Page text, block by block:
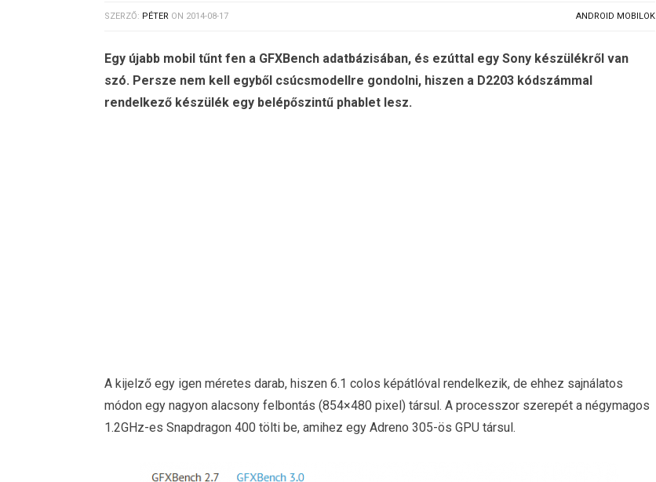
SZERZŐ: PÉTER ON 2014-08-17 ANDROID MOBILOK
Egy újabb mobil tűnt fen a GFXBench adatbázisában, és ezúttal egy Sony készülékről van
szó. Persze nem kell egyből csúcsmodellre gondolni, hiszen a D2203 kódszámmal
rendelkező készülék egy belépőszintű phablet lesz.
A kijelző egy igen méretes darab, hiszen 6.1 colos képátlóval rendelkezik, de ehhez sajnálatos
módon egy nagyon alacsony felbontás (854×480 pixel) társul. A processzor szerepét a négymagos
1.2GHz-es Snapdragon 400 tölti be, amihez egy Adreno 305-ös GPU társul.